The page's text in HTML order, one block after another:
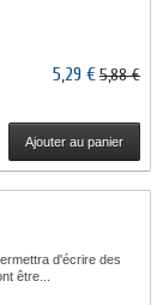
5,29 €5,88 €
Ajouter au panier
d'écrire des
être...